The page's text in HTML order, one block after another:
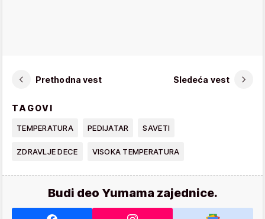
Prethodna vest Sledeća vest
TAGOVI
TEMPERATURA PEDIJATAR SAVETI
ZDRAVLJE DECE VISOKA TEMPERATURA
Budi deo Yumama zajednice.